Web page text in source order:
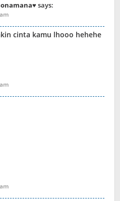
says:
cinta kamu lhooo hehehe